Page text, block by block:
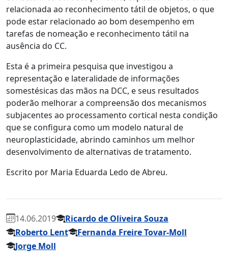
relacionada ao reconhecimento tátil de objetos, o que
pode estar relacionado ao bom desempenho em
tarefas de nomeação e reconhecimento tátil na
ausência do CC.
Esta é a primeira pesquisa que investigou a
representação e lateralidade de informações
somestésicas das mãos na DCC, e seus resultados
poderão melhorar a compreensão dos mecanismos
subjacentes ao processamento cortical nesta condição
que se configura como um modelo natural de
neuroplasticidade, abrindo caminhos um melhor
desenvolvimento de alternativas de tratamento.
Escrito por Maria Eduarda Ledo de Abreu.
14.06.2019
Ricardo de Oliveira Souza
Roberto Lent
Fernanda Freire Tovar-Moll
Jorge Moll